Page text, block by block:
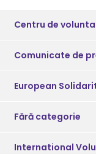
Centru de
Comunicate de
European
Fără categorie
International